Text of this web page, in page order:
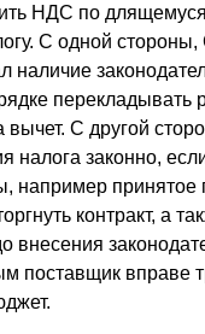
НДС по
С одной стороны,
наличие
перекладывать
С другой
налога законно,
например принятое
контракт, а
внесения
поставщик вправе